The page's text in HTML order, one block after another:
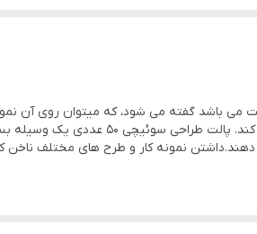
باشد گفته می شود، که میتوان روی آن
کنند تا ناخنکار آن نمونه را
نمونه کار و طرح های مختلف